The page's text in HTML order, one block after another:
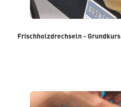
Frischholzdrechseln - Grundkurs